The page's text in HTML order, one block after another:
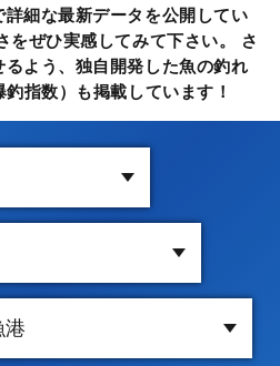
詳細な最新データを公開してい
をぜひ実感してみて下さい。 さ
よう、独自開発した魚の釣れ
指数）も掲載しています！